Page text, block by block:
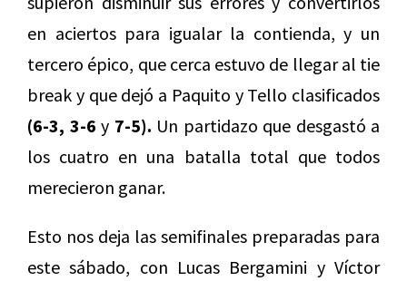
en aciertos para igualar la contienda, y un
tercero épico, que cerca estuvo de llegar al tie
break y que dejó a Paquito y Tello clasificados
(6-3, 3-6 y 7-5). Un partidazo que desgastó a
los cuatro en una batalla total que todos
merecieron ganar.
Esto nos deja las semifinales preparadas para
este sábado, con Lucas Bergamini y Víctor